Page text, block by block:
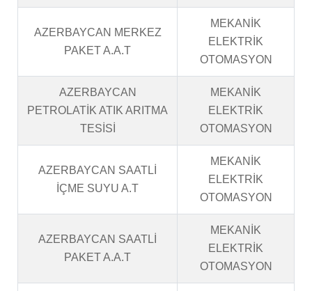
AZERBAYCAN MERKEZ
PAKET A.A.T
MEKANİK
ELEKTRİK
OTOMASYON
AZERBAYCAN
PETROLATİK ATIK ARITMA
TESİSİ
MEKANİK
ELEKTRİK
OTOMASYON
AZERBAYCAN SAATLİ
İÇME SUYU A.T
MEKANİK
ELEKTRİK
OTOMASYON
AZERBAYCAN SAATLİ
PAKET A.A.T
MEKANİK
ELEKTRİK
OTOMASYON